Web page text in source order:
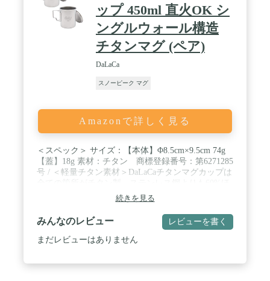
ップ 450ml 直火OK シ
ングルウォール構造
チタンマグ (ペア)
DaLaCa
スノーピーク マグ
Amazonで詳しく見る
＜スペック＞ サイズ：【本体】Φ8.5cm×9.5cm 74g
【蓋】18g 素材：チタン 商標登録番号：第6271285
号 / ＜軽量チタン素材＞DaLaCaチタンマグカップは
ど軽く、他の主要金属に比べて耐蝕性能に優れ、他
の金属よりも密度あたりの強度に優れています。チ
タンならではの軽さで、重量はなんと蓋を合わせて
も92g！軽量＆コンパクトで持ち運びが簡単ですの
で、キャンプ、登山、釣りなどに最適です！ / ＜大
続きを見る
みんなのレビュー レビューを書く
まだレビューはありません